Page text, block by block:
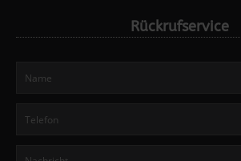
Rückrufservice